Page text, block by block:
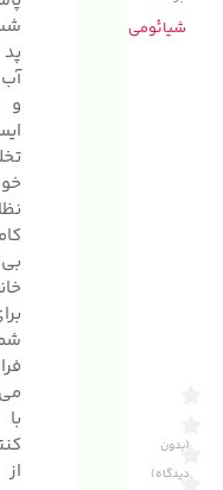
(بدون
دیدگاه)
شیائومی
و
با